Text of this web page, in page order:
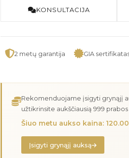
KONSULTACIJA
2 metų garantija GIA
Rekomenduojame įsigyti grynąjį
užtikrinsite aukščiausią 999
Šiuo metu aukso kaina:
Įsigyti grynąjį auksą